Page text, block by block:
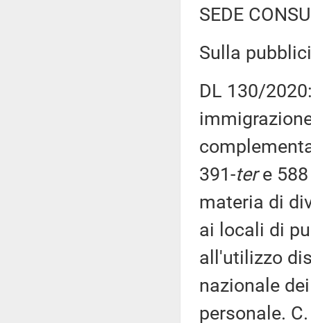
SEDE
Sulla
DL 130/
391-tere 588
materia di
ai locali di
all'utilizzo
nazionale
personale.